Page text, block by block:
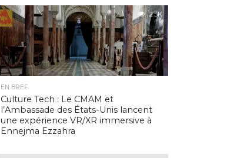
2.5K
EN BREF
Culture Tech : Le CMAM et
l’Ambassade des États-Unis lancent
une expérience VR/XR immersive à
Ennejma Ezzahra